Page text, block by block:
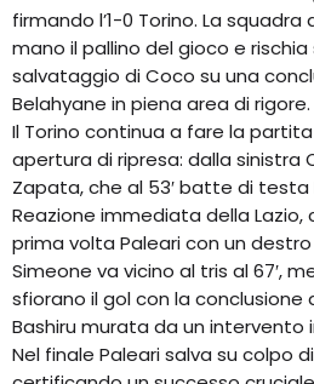
firmando l’1-0 Torino. La squadra
mano il pallino del gioco e rischia
salvataggio di Coco su una
Belahyane in piena area di rigore.
Il Torino continua a fare la
apertura di ripresa: dalla sinistra
Zapata, che al 53′ batte di testa
Reazione immediata della Lazio,
prima volta Paleari con un destro
Simeone va vicino al tris al 67′,
sfiorano il gol con la
Bashiru murata da un intervento
Nel finale Paleari salva su colpo